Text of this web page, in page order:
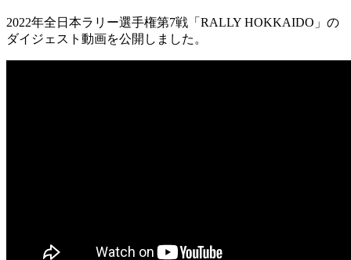
2022年全日本ラリー選手権第7戦「RALLY HOKKAIDO」の
ダイジェスト動画を公開しました。